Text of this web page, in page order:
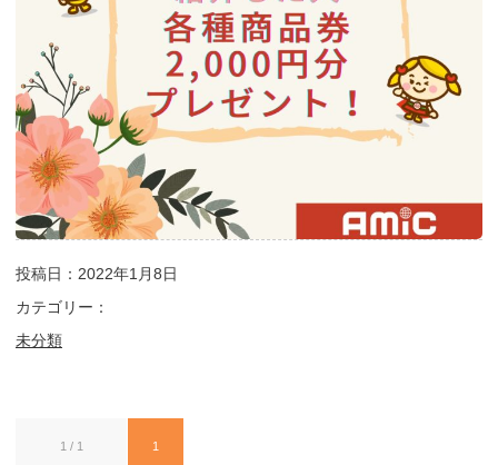
投稿日：2022年1月8日
カテゴリー：
未分類
1 / 1 1